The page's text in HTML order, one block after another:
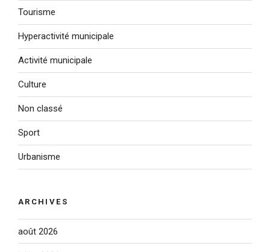
Tourisme
Hyperactivité municipale
Activité municipale
Culture
Non classé
Sport
Urbanisme
ARCHIVES
août 2026